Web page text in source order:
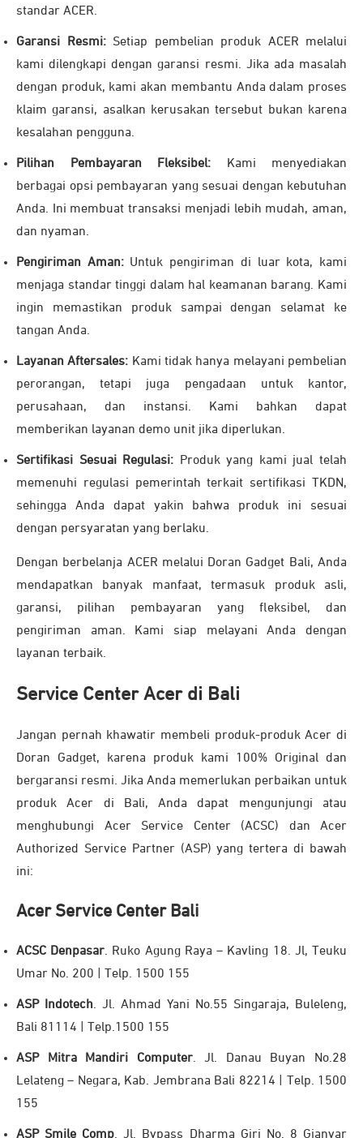
standar ACER.
Garansi Resmi:Setiap pembelian produk ACER melalui
kami dilengkapi dengan garansi resmi. Jika ada masalah
dengan produk, kami akan membantu Anda dalam proses
klaim garansi, asalkan kerusakan tersebut bukan karena
kesalahan pengguna.
Pilihan Pembayaran Fleksibel: Kami menyediakan
berbagai opsi pembayaran yang sesuai dengan kebutuhan
Anda. Ini membuat transaksi menjadi lebih mudah, aman,
dan nyaman.
Pengiriman Aman:Untuk pengiriman di luar kota, kami
menjaga standar tinggi dalam hal keamanan barang. Kami
ingin memastikan produk sampai dengan selamat ke
tangan Anda.
Layanan Aftersales: Kami tidak hanya melayani pembelian
perorangan, tetapi juga pengadaan untuk kantor,
perusahaan, dan instansi. Kami bahkan dapat
memberikan layanan demo unit jika diperlukan.
Sertifikasi Sesuai Regulasi: Produk yang kami jual telah
memenuhi regulasi pemerintah terkait sertifikasi TKDN,
sehingga Anda dapat yakin bahwa produk ini sesuai
dengan persyaratan yang berlaku.
Dengan berbelanja ACER melalui Doran Gadget Bali, Anda
mendapatkan banyak manfaat, termasuk produk asli,
garansi, pilihan pembayaran yang fleksibel, dan
pengiriman aman. Kami siap melayani Anda dengan
layanan terbaik.
Service Center Acer di Bali
Jangan pernah khawatir membeli produk-produk Acer di
Doran Gadget, karena produk kami 100% Original dan
bergaransi resmi. Jika Anda memerlukan perbaikan untuk
produk Acer di Bali, Anda dapat mengunjungi atau
menghubungi Acer Service Center (ACSC) dan Acer
Authorized Service Partner (ASP) yang tertera di bawah
ini:
Acer Service Center Bali
ACSC Denpasar. Ruko Agung Raya – Kavling 18. Jl, Teuku
Umar No. 200 | Telp. 1500 155
ASP Indotech. Jl. Ahmad Yani No.55 Singaraja, Buleleng,
Bali 81114 | Telp.1500 155
ASP Mitra Mandiri Computer. Jl. Danau Buyan No.28
Lelateng – Negara, Kab. Jembrana Bali 82214 | Telp. 1500
155
ASP Smile Comp. Jl. Bypass Dharma Giri No. 8 Gianyar